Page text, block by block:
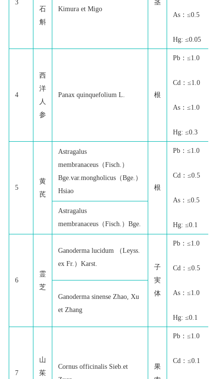
3
石
斛
Kimura et Migo
茎
As：≤0.5
Hg: ≤0.05
4
西
洋
人
参
Panax quinquefolium L. 根
Pb：≤1.0
Cd：≤1.0
As：≤1.0
Hg: ≤0.3
5
黄
芪
Astragalus
membranaceus（Fisch.）
Bge.var.mongholicus（Bge.）
Hsiao
根
Pb：≤1.0
Cd：≤0.5
As：≤0.5
Hg: ≤0.1
Astragalus
membranaceus（Fisch.）Bge.
6
霊
芝
Ganoderma lucidum （Leyss.
ex Fr.）Karst.
子
実
体
Pb：≤1.0
Cd：≤0.5
As：≤1.0
Hg: ≤0.1
Ganoderma sinense Zhao, Xu
et Zhang
7
山
茱
Cornus officinalis Sieb.et
果
Pb：≤1.0
Cd：≤0.1